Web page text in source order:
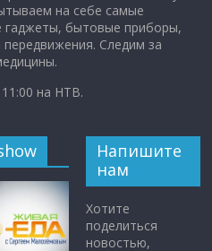
на себе самые
гаджеты, бытовые приборы,
передвижения. Следим за
на НТВ.
Напишите
нам
Хотите
поделиться
новостью,